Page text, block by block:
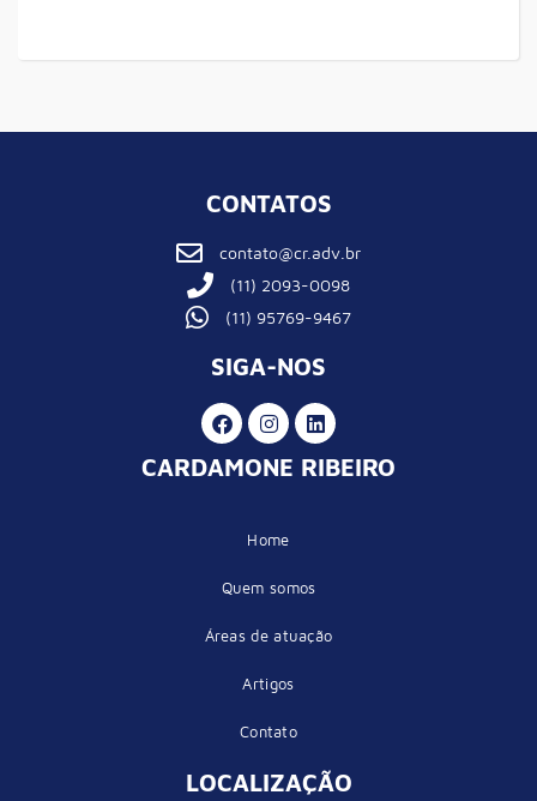
CONTATOS
contato@cr.adv.br
(11) 2093-0098
(11) 95769-9467
SIGA-NOS
CARDAMONE RIBEIRO
Home
Quem somos
Áreas de atuação
Artigos
Contato
LOCALIZAÇÃO